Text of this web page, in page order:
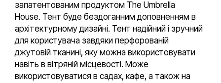
запатентованим продуктом The Umbrella
House. Тент буде бездоганним доповненням в
архітектурному дизайні. Тент надійний і зручний
для користувача завдяки перфорованій
джутовій тканині, яку можна використовувати
навіть в вітряній місцевості. Може
використовуватися в садах, кафе, а також на